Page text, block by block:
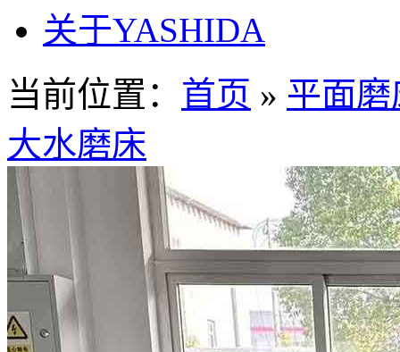
关于YASHIDA
当前位置： 首页 » 平面磨
大水磨床